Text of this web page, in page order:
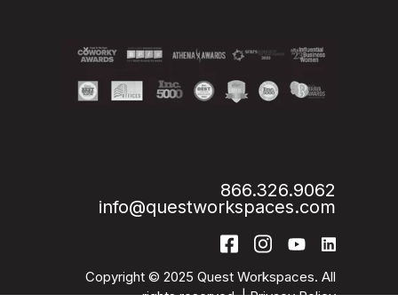
866.326.9062
info@questworkspaces.com
Copyright © 2025 Quest Workspaces. All
rights reserved. |Privacy Policy